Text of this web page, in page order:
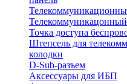
Точка доступа
Штепсель для
колодки
D-Sub-разъем
Аксессуары для ИБП